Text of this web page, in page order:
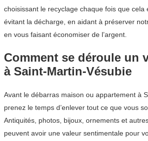
choisissant le recyclage chaque fois que cela
évitant la décharge, en aidant à préserver
en vous faisant économiser de l’argent.
Comment se déroule un
à Saint-Martin-Vésubie
Avant le débarras maison ou appartement à
prenez le temps d’enlever tout ce que vous
Antiquités, photos, bijoux, ornements et
peuvent avoir une valeur sentimentale pour